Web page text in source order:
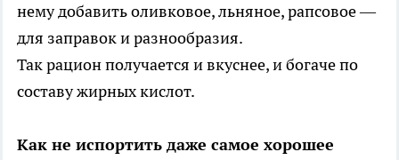
нему добавить оливковое, льняное, рапсовое —
для заправок и разнообразия.
Так рацион получается и вкуснее, и богаче по
составу жирных кислот.
Как не испортить даже самое хорошее